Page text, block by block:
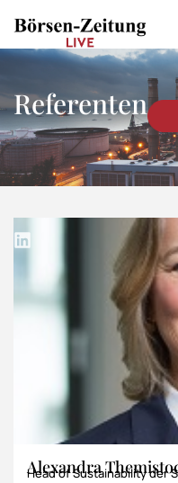
Referenten
Alexandra
Head of Sustainability der